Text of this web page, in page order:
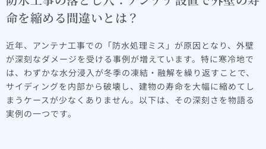
命を縮める間違いとは？
近年、アンテナ工事での「防水処理ミス」が原因となり、外壁
が深刻なダメージを受ける事例が増えています。特に寒冷地で
は、わずかな水分浸入が冬季の凍結・融解を繰り返すことで、
サイディングを内部から破壊し、建物の寿命を大幅に縮めてし
まうケースが少なくありません。以下は、その深刻さを物語る
実例の一つです。